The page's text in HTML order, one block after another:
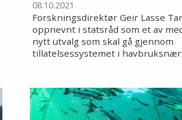
08.10.2021
Forskningsdirektør Geir Lasse
oppnevnt i statsråd som et av
nytt utvalg som skal gå gjennom
tillatelsessystemet i